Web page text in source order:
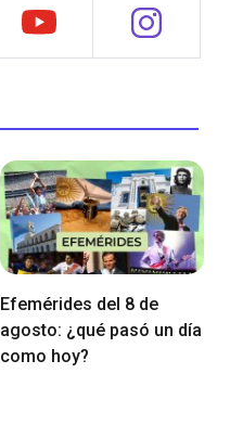
Efemérides del 8 de
agosto: ¿qué pasó un día
como hoy?